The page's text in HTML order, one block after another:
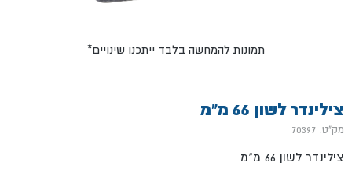
צילינדר לשון 66 מ"מ
מק"ט: 70397
צילינדר לשון 66 מ"מ
*תמונות להמחשה בלבד ייתכנו שינויים